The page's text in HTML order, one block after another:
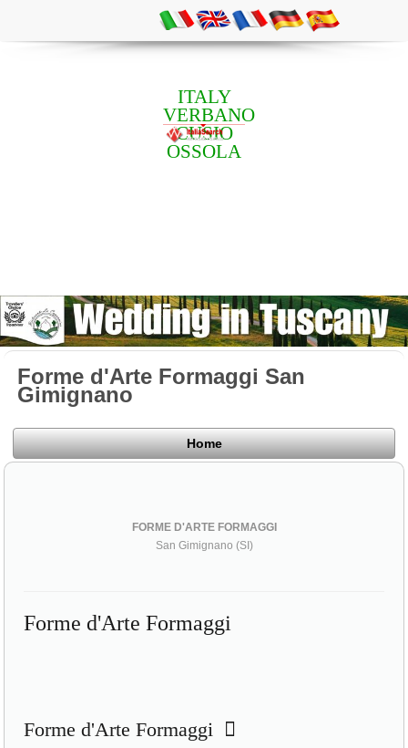
ITALY
VERBANO
CUSIO
OSSOLA
Forme d'Arte Formaggi San
Gimignano
Home
FORME D'ARTE FORMAGGI
San Gimignano (SI)
Forme d'Arte Formaggi
Forme d'Arte Formaggi